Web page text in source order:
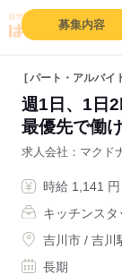
募集内容
パート・アルバイ
週1日、1日
最優先で働
求人会社 マクド
時給 1,141 円
キッチンスタ
吉川市 / 吉川
長期